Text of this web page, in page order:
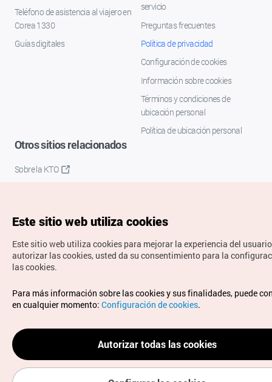
Teléfono de asistencia al viajero en
Corea 1330
Guías digitales
servicio
Preguntas frecuentes
Política de privacidad
Configuración de cookies
Información sobre cookies
Términos y condiciones de
ubicación personal
Política de ubicación personal
Otros sitios relacionados
Sobre la KTO
Copyrights © Organización de Turismo de Corea. Todos los
derechos reservados.
Para informes de errores y cuestiones relacionadas con el
sitio web, dirija sus consultas al correoelectrónico oficial:
spanish@knto.or.kr
Este sitio web utiliza cookies
Este sitio web utiliza cookies para mejorar la experiencia del
autorizar las cookies, usted da su consentimiento para la
las cookies.
Para más información sobre las cookies y sus finalidades, puede
en cualquier momento: Configuración de cookies.
Autorizar todas las cookies